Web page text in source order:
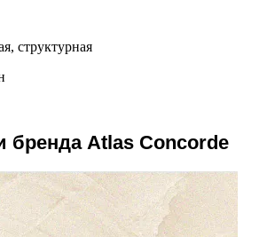
структурная
бренда Atlas Concorde